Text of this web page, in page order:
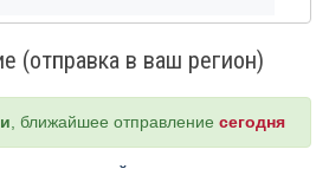
(отправка в ваш регион)
, ближайшее отправление сегодня